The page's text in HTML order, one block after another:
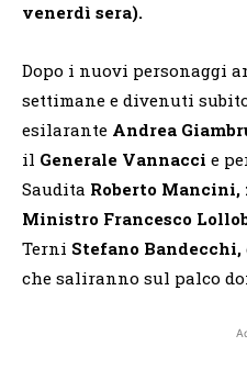
venerdì sera).
Dopo i nuovi personaggi
settimane e divenuti
esilarante Andrea
il Generale Vannacci e
Saudita Roberto
Ministro Francesco
Terni Stefano Bandecchi,
che saliranno sul palco